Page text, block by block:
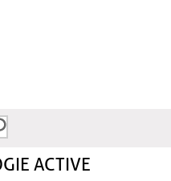
ACTIVE